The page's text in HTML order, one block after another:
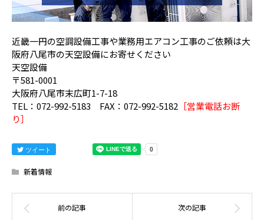
近畿一円の空調設備工事や業務用エアコン工事のご依頼は大
阪府八尾市の天空設備にお寄せください
天空設備
〒581-0001
大阪府八尾市末広町1-7-18
TEL：072-992-5183 FAX：072-992-5182 ［営業電話お断
り］
ツイート
新着情報